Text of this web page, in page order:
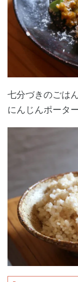
七分づきのごは
にんじんポータ